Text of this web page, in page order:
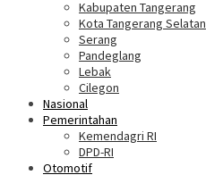
Kabupaten Tangerang
Kota Tangerang Selatan
Serang
Pandeglang
Lebak
Cilegon
Nasional
Pemerintahan
Kemendagri RI
DPD-RI
Otomotif